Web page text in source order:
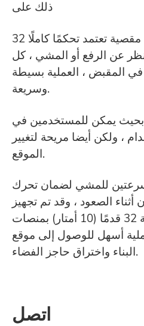
ذلك على
32 قدمًا (10 أمتار) رافعة مقصية تعتمد تحكمًا كاملًا
عن الرفع أو المشي ، كل
المقبض ، العملية بسيطة
وسريعة.
بحيث يمكن للمستخدمين في
، ولكن أيضا مريحة لتغيير
الموقع.
للمشي لضمان تحرك
أثناء الصعود ، وقد تم تجهيز
منصات الرافعة المقصية 32 قدمًا (10 أمتار) بمنصات
أسهل للوصول إلى موقع
البناء واختراق حاجز الفضاء.
اتصل